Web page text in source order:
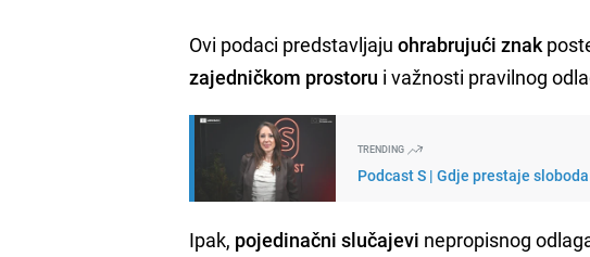
Ovi podaci predstavljaju ohrabrujući znak
zajedničkom prostoru i važnosti pravilnog
TRENDING
Podcast S | Gdje prestaje
Ipak, pojedinačni slučajevi nepropisnog